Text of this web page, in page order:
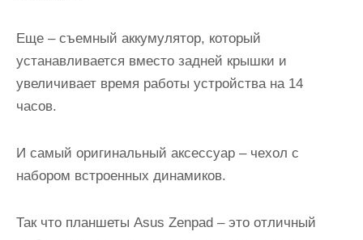
Еще – съемный аккумулятор, который
устанавливается вместо задней крышки и
увеличивает время работы устройства на 14
часов.
И самый оригинальный аксессуар – чехол с
набором встроенных динамиков.
Так что планшеты Asus Zenpad – это отличный